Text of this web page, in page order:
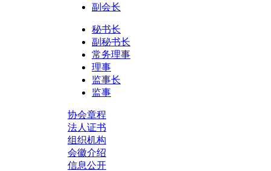
副会长
秘书长
副秘书长
常务理事
理事
监事长
监事
协会章程
法人证书
组织机构
会徽介绍
信息公开